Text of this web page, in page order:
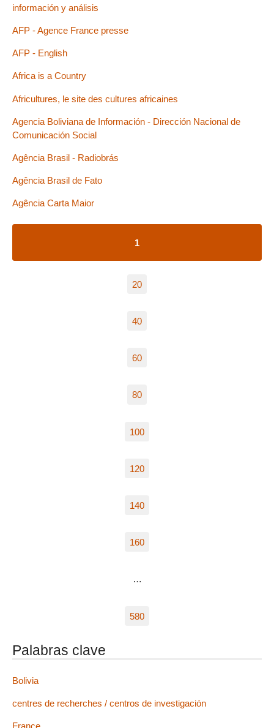
información y análisis
AFP - Agence France presse
AFP - English
Africa is a Country
Africultures, le site des cultures africaines
Agencia Boliviana de Información - Dirección Nacional de
Comunicación Social
Agência Brasil - Radiobrás
Agência Brasil de Fato
Agência Carta Maior
1
20
40
60
80
100
120
140
160
…
580
Palabras clave
Bolivia
centres de recherches / centros de investigación